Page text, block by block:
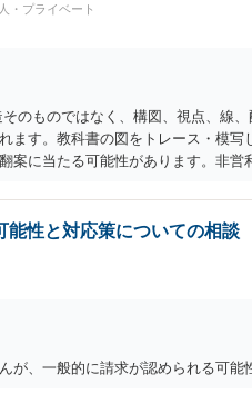
等は別として、一般的なレイアウト
、通常、著作物性は認められにくい
も、その権利は当該部分に限られ、
じるものではありません。 もっと
意があれば別です。また、単に制
為まで当然に禁止できるとは限りま
的、態様、必要性、本人の特定可能
ことは、違法性を認める方向の事
、見積書、メール、チャット、デ
の複製・SNS掲載を許諾しない」と
は、URL、掲載日時、画面を保存し
・プライベート
のものではなく、構図、視点、線
ます。教科書の図をトレース・模
案に当たる可能性があります。非
であること、引用部分が明確に区
教材として図そのものを中心的に
成でまとめる必要があります。 安
せず、人体の構造という事実を基に
改変・SNS掲載が認められたオープ
スした図を残したい場合は、自分だ
能性と対応策についての相談
が、一般的に請求が認められる可能